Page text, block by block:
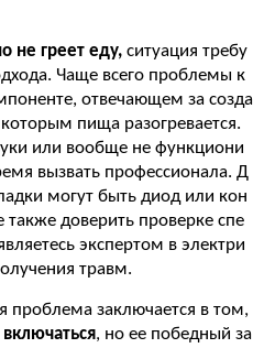
не греет еду, ситуация требу
Чаще всего проблемы к
отвечающем за созда
пища разогревается.
или вообще не функциони
вызвать профессионала. Д
могут быть диод или кон
также доверить проверке спе
экспертом в электри
травм.
проблема заключается в том,
, но ее победный за